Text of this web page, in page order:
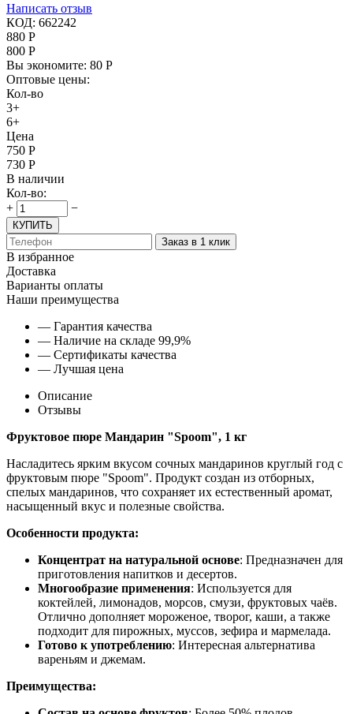
Написать отзыв
КОД: 662242
880 Р
800 Р
Вы экономите: 80 Р
Оптовые цены:
Кол-во
3+
6+
Цена
750 Р
730 Р
В наличии
Кол-во:
+
−
КУПИТЬ
Заказ в 1 клик
В избранное
Доставка
Варианты оплаты
Наши преимущества
— Гарантия качества
— Наличие на складе 99,9%
— Сертификаты качества
— Лучшая цена
Описание
Отзывы
Фруктовое пюре Мандарин "Spoom", 1 кг
Насладитесь ярким вкусом сочных мандаринов круглый год с
фруктовым пюре "Spoom". Продукт создан из отборных,
спелых мандаринов, что сохраняет их естественный аромат,
насыщенный вкус и полезные свойства.
Особенности продукта:
Концентрат на натуральной основе: Предназначен для
приготовления напитков и десертов.
Многообразие применения: Используется для
коктейлей, лимонадов, морсов, смузи, фруктовых чаёв.
Отлично дополняет мороженое, творог, каши, а также
подходит для пирожных, муссов, зефира и мармелада.
Готово к употреблению: Интересная альтернатива
вареньям и джемам.
Преимущества: